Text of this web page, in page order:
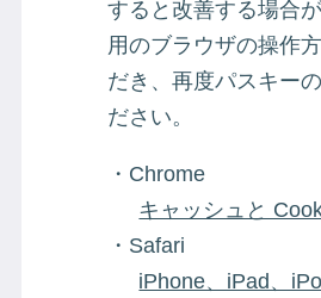
すると改善する場合
用のブラウザの操作
だき、再度パスキー
ださい。
・Chrome
キャッシュと
・Safari
iPhone、iPad、